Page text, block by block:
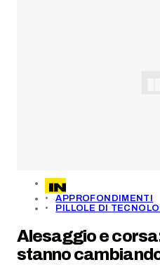
APPROFONDIMENTI
PILLOLE DI
Alesaggio e
stanno